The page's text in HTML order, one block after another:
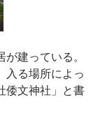
建っている。
入る場所によっ
倭文神社」と書